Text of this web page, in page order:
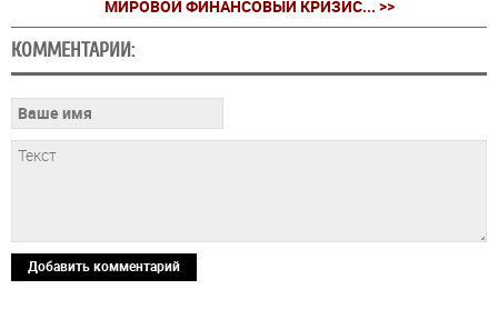
МИРОВОЙ ФИНАНСОВЫЙ КРИЗИС... >>
КОММЕНТАРИИ:
Добавить комментарий